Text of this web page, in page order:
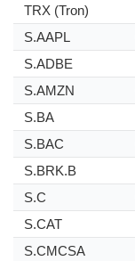
TRX (Tron)
S.AAPL
S.ADBE
S.AMZN
S.BA
S.BAC
S.BRK.B
S.C
S.CAT
S.CMCSA